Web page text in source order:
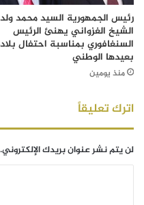
رئيس الجمهورية السيد محمد ولد
الشيخ الغزواني يهنئ الرئيس
السنغافوري بمناسبة احتفال
بعيدها الوطني
منذ يومين
اترك تعليقاً
لن يتم نشر عنوان بريدك الإلكتروني.